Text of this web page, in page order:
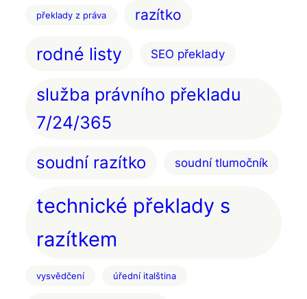
překlady z práva razítko
rodné listy SEO překlady
služba právního překladu
7/24/365
soudní razítko soudní tlumočník
technické překlady s
razítkem
vysvědčení úřední italština